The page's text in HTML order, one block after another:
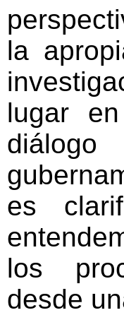
la
lugar
es
los
desde